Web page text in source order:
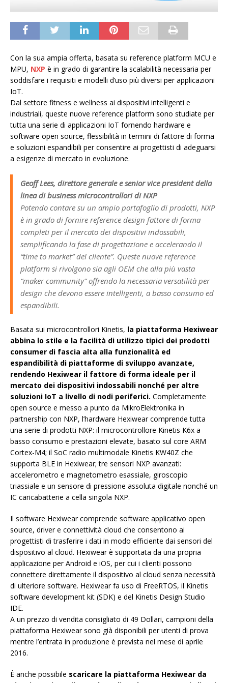
Con la sua ampia offerta, basata su reference platform MCU e
MPU, NXP è in grado di garantire la scalabilità necessaria per
soddisfare i requisiti e modelli d’uso più diversi per applicazioni
IoT.
Dal settore fitness e wellness ai dispositivi intelligenti e
industriali, queste nuove reference platform sono studiate per
tutta una serie di applicazioni IoT fornendo hardware e
software open source, flessibilità in termini di fattore di forma
e soluzioni espandibili per consentire ai progettisti di adeguarsi
a esigenze di mercato in evoluzione.
Geoff Lees, direttore generale e senior vice president della
linea di business microcontrollori di NXP
Potendo contare su un ampio portafoglio di prodotti, NXP
è in grado di fornire reference design fattore di forma
completi per il mercato dei dispositivi indossabili,
semplificando la fase di progettazione e accelerando il
“time to market” del cliente”. Queste nuove reference
platform si rivolgono sia agli OEM che alla più vasta
“maker community” offrendo la necessaria versatilità per
design che devono essere intelligenti, a basso consumo ed
espandibili.
Basata sui microcontrollori Kinetis, la piattaforma Hexiwear
abbina lo stile e la facilità di utilizzo tipici dei prodotti
consumer di fascia alta alla funzionalità ed
espandibilità di piattaforme di sviluppo avanzate,
rendendo Hexiwear il fattore di forma ideale per il
mercato dei dispositivi indossabili nonché per altre
soluzioni IoT a livello di nodi periferici. Completamente
open source e messo a punto da MikroElektronika in
partnership con NXP, l’hardware Hexiwear comprende tutta
una serie di prodotti NXP: il microcontrollore Kinetis K6x a
basso consumo e prestazioni elevate, basato sul core ARM
Cortex-M4; il SoC radio multimodale Kinetis KW40Z che
supporta BLE in Hexiwear; tre sensori NXP avanzati:
accelerometro e magnetometro esassiale, giroscopio
triassiale e un sensore di pressione assoluta digitale nonché un
IC caricabatterie a cella singola NXP.
Il software Hexiwear comprende software applicativo open
source, driver e connettività cloud che consentono ai
progettisti di trasferire i dati in modo efficiente dai sensori del
dispositivo al cloud. Hexiwear è supportata da una propria
applicazione per Android e iOS, per cui i clienti possono
connettere direttamente il dispositivo al cloud senza necessità
di ulteriore software. Hexiwear fa uso di FreeRTOS, il Kinetis
software development kit (SDK) e del Kinetis Design Studio
IDE.
A un prezzo di vendita consigliato di 49 Dollari, campioni della
piattaforma Hexiwear sono già disponibili per utenti di prova
mentre l’entrata in produzione è prevista nel mese di aprile
2016.
È anche possibile scaricare la piattaforma Hexiwear da